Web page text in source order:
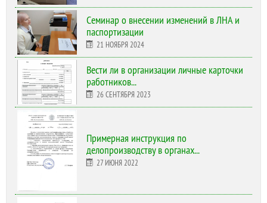
Cеминар о внесении изменений в ЛНА и
паспортизации
21 НОЯБРЯ 2024
Вести ли в организации личные карточки
работников...
26 СЕНТЯБРЯ 2023
Примерная инструкция по
делопроизводству в органах...
27 ИЮНЯ 2022